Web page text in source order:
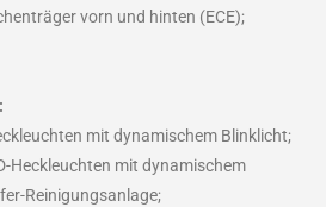
vorn und hinten (ECE);
mit dynamischem Blinklicht;
Heckleuchten mit dynamischem
Reinigungsanlage;